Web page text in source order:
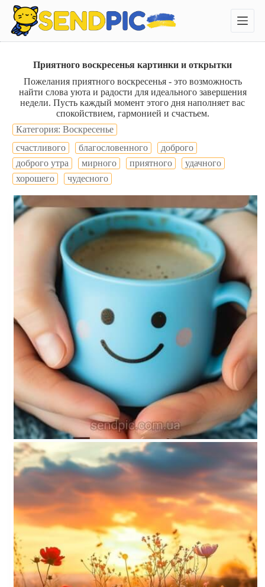
П
е
р
е
и
Приятного воскресенья картинки и открытки
Пожелания приятного воскресенья - это возможность
найти слова уюта и радости для идеального завершения
недели. Пусть каждый момент этого дня наполняет вас
спокойствием, гармонией и счастьем.
Категория: Воскресенье
cчастливого
благословенного
доброго
доброго утра
мирного приятного
удачного
хорошего
чудесного